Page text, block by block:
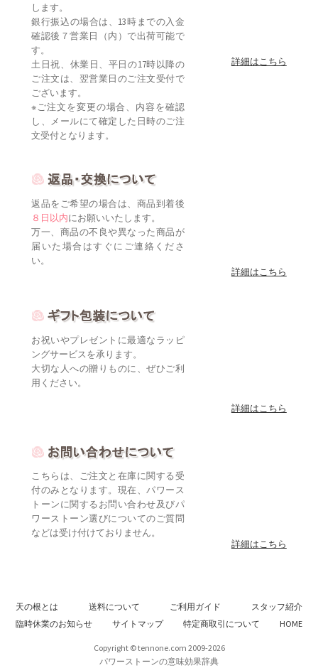
します。
銀行振込の場合は、13時までの入金
確認後７営業日（内）で出荷可能で
す。
土日祝、休業日、平日の17時以降の
ご注文は、翌営業日のご注文受付で
ございます。
※ご注文を変更の場合、内容を確認
し、メールにて確定した日時のご注
文受付となります。
詳細はこちら
返品をご希望の場合は、商品到着後
８日以内にお願いいたします。
万一、商品の不良や異なった商品が
届いた場合はすぐにご連絡くださ
い。
詳細はこちら
お祝いやプレゼントに最適なラッピ
ングサービスを承ります。
大切な人への贈りものに、ぜひご利
用ください。
詳細はこちら
こちらは、ご注文と在庫に関する受
付のみとなります。現在、パワース
トーンに関するお問い合わせ及びパ
ワーストーン選びについてのご質問
などは受け付けておりません。
詳細はこちら
天の根とは 送料について ご利用ガイド
スタッフ紹介
臨時休業のお知らせ
サイトマップ 特定商取引について HOME
Copyright © tennone.com 2009-2026
パワーストーンの意味効果辞典